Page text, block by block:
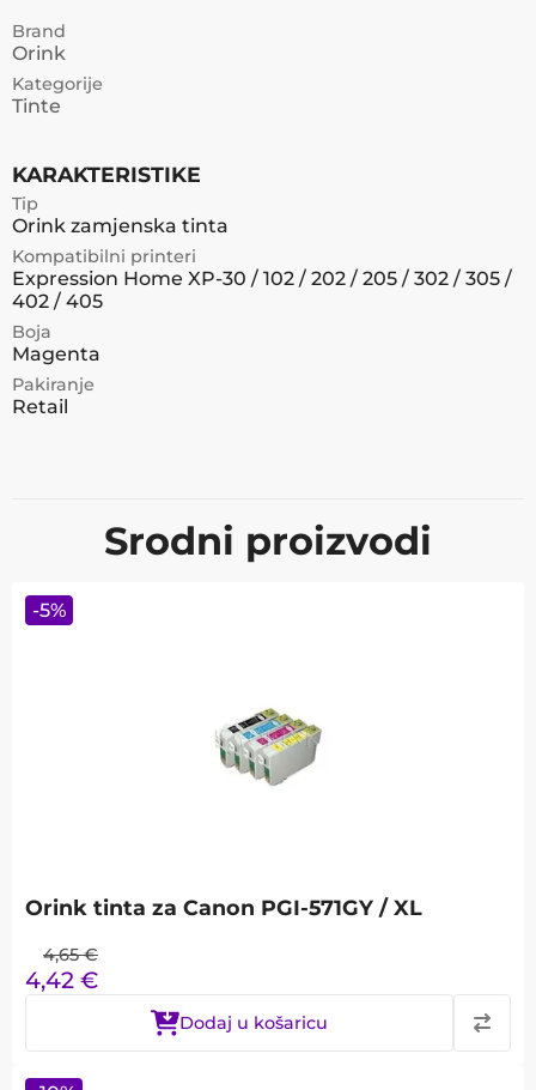
Brand
Orink
Kategorije
Tinte
KARAKTERISTIKE
Tip
Orink zamjenska tinta
Kompatibilni printeri
Expression Home XP-30 / 102 / 202 / 205 / 302 / 305 /
402 / 405
Boja
Magenta
Pakiranje
Retail
Srodni proizvodi
Orink tinta za Canon PGI-571GY / XL
4,65 €
4,42 €
Dodaj u košaricu
-5%